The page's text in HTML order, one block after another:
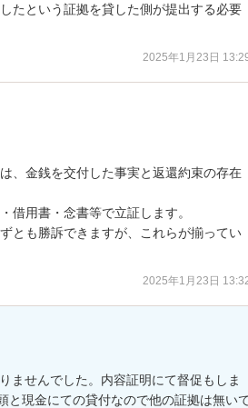
たという証拠を貸した側が提出する必要
2025年1月23日
、金銭を交付した事実と返還約束の存在
借用書・念書等で立証します。
とも勝訴できますが、これらが揃ってい
2025年1月23日
ませんでした。内容証明にて督促もしま
と現金にての貸付なので他の証拠は無い